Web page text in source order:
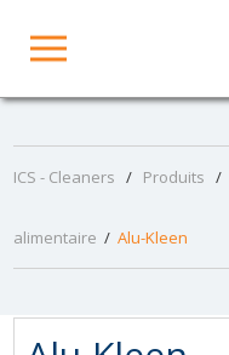
ICS - Cleaners / Produits /
alimentaire /Alu-Kleen